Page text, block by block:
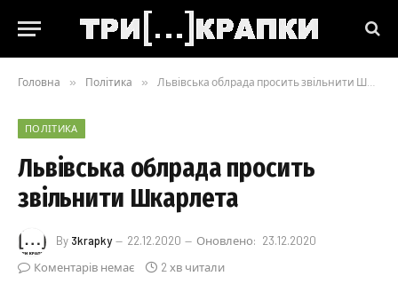
Головна » Політика » Львівська облрада просить звільнити Шкарлета
ПОЛІТИКА
Львівська облрада просить
звільнити Шкарлета
By 3krapky 22.12.2020 Оновлено: 23.12.2020
Коментарів немає
2 хв читали